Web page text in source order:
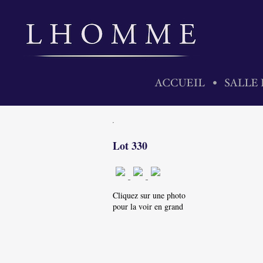
Lot 330
Cliquez sur une photo
pour la voir en grand